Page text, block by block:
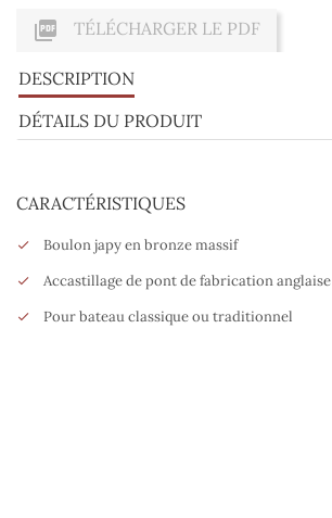
 TÉLÉCHARGER LE PDF
DESCRIPTION
DÉTAILS DU PRODUIT
CARACTÉRISTIQUES
Boulon japy en bronze massif
Accastillage de pont de fabrication anglaise
Pour bateau classique ou traditionnel